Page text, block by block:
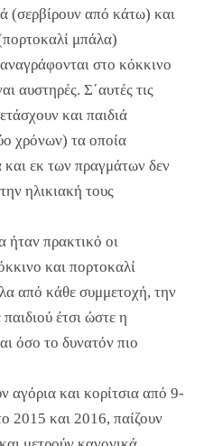
(σερβίρουν από κάτω) και
μπάλα)
στο κόκκινο
αυστηρές. Σ΄αυτές τις
και παιδιά
χρόνων) τα οποία
και εκ των πραγμάτων δεν
ηλικιακή τους
πρακτικό οι
και πορτοκαλί
από κάθε συμμετοχή, την
έτσι ώστε η
όσο το δυνατόν πιο
αγόρια και κορίτσια από 9-
2015 και 2016, παίζουν